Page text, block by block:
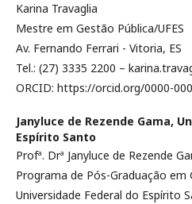
Karina Travaglia
Mestre em Gestão Pública/UFES
Av. Fernando Ferrari - Vitoria, ES
Tel.: (27) 3335 2200 –
ORCID: https://orcid.org/0000-
Janyluce de Rezende Gama,
Espírito Santo
Profª. Drª Janyluce de Rezende
Programa de Pós-Graduação em
Universidade Federal do Espírito